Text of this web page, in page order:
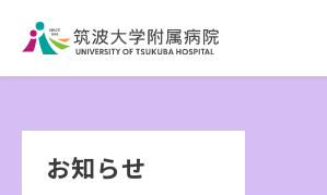
患者さん専用回線
（※本院は全科予約制です）
Language
お知らせ